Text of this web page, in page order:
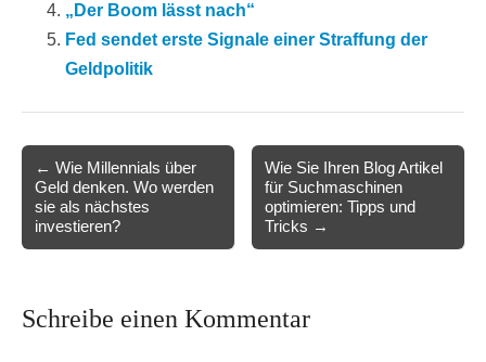
„Der Boom lässt nach“
Fed sendet erste Signale einer Straffung der
Geldpolitik
Post
navigation
← Wie Millennials über
Geld denken. Wo werden
sie als nächstes
investieren?
Wie Sie Ihren Blog Artikel
für Suchmaschinen
optimieren: Tipps und
Tricks →
Schreibe einen Kommentar